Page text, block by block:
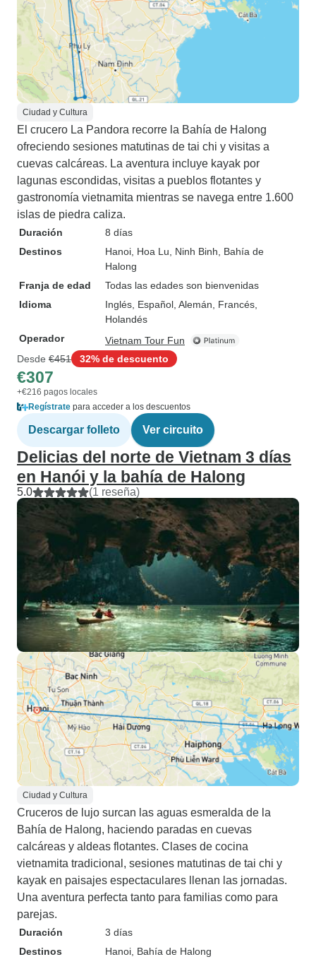
Ciudad y Cultura
El crucero La Pandora recorre la Bahía de Halong
ofreciendo sesiones matutinas de tai chi y visitas a
cuevas calcáreas. La aventura incluye kayak por
lagunas escondidas, visitas a pueblos flotantes y
gastronomía vietnamita mientras se navega entre 1.600
islas de piedra caliza.
Duración
8 días
Destinos
Hanoi , Hoa Lu , Ninh Binh , Bahía de
Halong
Franja de edad
Todas las edades son bienvenidas
Idioma
Inglés, Español, Alemán, Francés,
Holandés
Operador
Vietnam Tour Fun
Desde €451 32% de descuento
€307
+€216 pagos locales
Regístrate para acceder a los descuentos
Descargar folleto Ver circuito
Delicias del norte de Vietnam 3 días
en Hanói y la bahía de Halong
5.0 (1 reseña)
Ciudad y Cultura
Cruceros de lujo surcan las aguas esmeralda de la
Bahía de Halong, haciendo paradas en cuevas
calcáreas y aldeas flotantes. Clases de cocina
vietnamita tradicional, sesiones matutinas de tai chi y
kayak en paisajes espectaculares llenan las jornadas.
Una aventura perfecta tanto para familias como para
parejas.
Duración
3 días
Destinos
Hanoi , Bahía de Halong